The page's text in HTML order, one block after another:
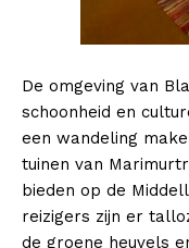
De omgeving van
schoonheid en
een wandeling
tuinen van
bieden op de
reizigers zijn er
de groene heuvels